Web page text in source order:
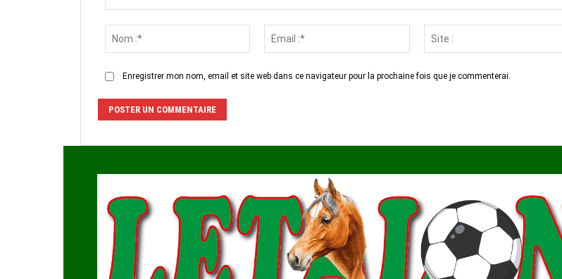
Enregistrer mon nom, email et site web dans ce navigateur pour la prochaine fois que je commenterai.